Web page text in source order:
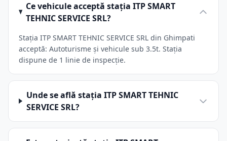
Ce vehicule acceptă stația ITP SMART
TEHNIC SERVICE SRL?
Stația ITP SMART TEHNIC SERVICE SRL din Ghimpati
acceptă: Autoturisme și vehicule sub 3.5t. Stația
dispune de 1 linie de inspecție.
Unde se află stația ITP SMART TEHNIC
SERVICE SRL?